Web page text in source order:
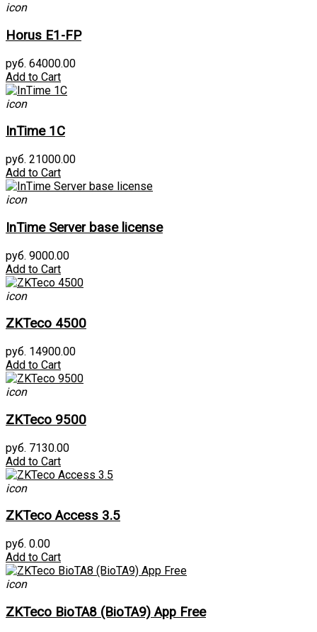
icon
Horus E1-FP
руб. 64000.00
Add to Cart
icon
InTime 1С
руб. 21000.00
Add to Cart
icon
InTime Server base license
руб. 9000.00
Add to Cart
icon
ZKTeco 4500
руб. 14900.00
Add to Cart
icon
ZKTeco 9500
руб. 7130.00
Add to Cart
icon
ZKTeco Access 3.5
руб. 0.00
Add to Cart
icon
ZKTeco BioTA8 (BioTA9) App Free